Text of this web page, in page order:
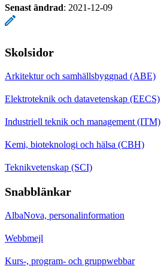
Senast ändrad: 2021-12-09
Skolsidor
Arkitektur och samhällsbyggnad (ABE)
Elektroteknik och datavetenskap (EECS)
Industriell teknik och management (ITM)
Kemi, bioteknologi och hälsa (CBH)
Teknikvetenskap (SCI)
Snabblänkar
AlbaNova, personalinformation
Webbmejl
Kurs-, program- och gruppwebbar